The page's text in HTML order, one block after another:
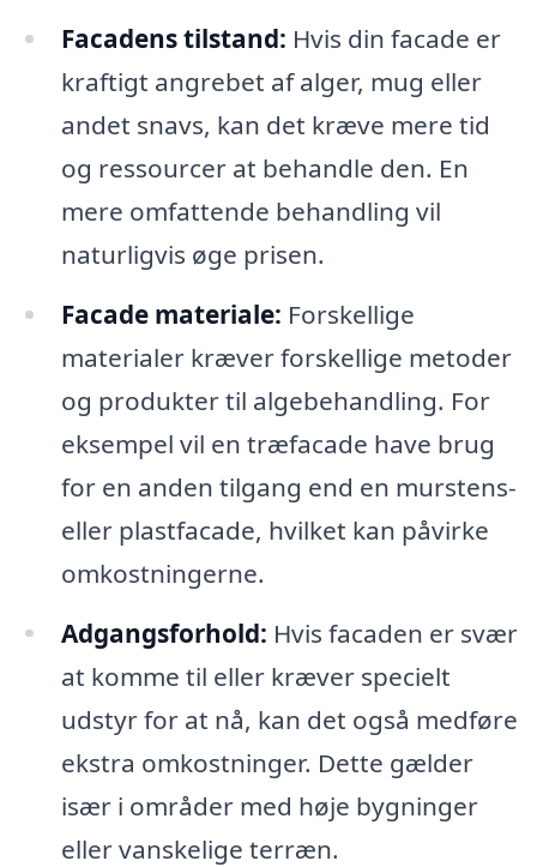
Facadens tilstand: Hvis din facade er
kraftigt angrebet af alger, mug eller
andet snavs, kan det kræve mere tid
og ressourcer at behandle den. En
mere omfattende behandling vil
naturligvis øge prisen.
Facade materiale: Forskellige
materialer kræver forskellige metoder
og produkter til algebehandling. For
eksempel vil en træfacade have brug
for en anden tilgang end en murstens-
eller plastfacade, hvilket kan påvirke
omkostningerne.
Adgangsforhold: Hvis facaden er svær
at komme til eller kræver specielt
udstyr for at nå, kan det også medføre
ekstra omkostninger. Dette gælder
især i områder med høje bygninger
eller vanskelige terræn.